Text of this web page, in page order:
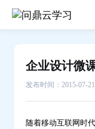
企业设计微
发布时间：2015-07-21
随着移动互联网时